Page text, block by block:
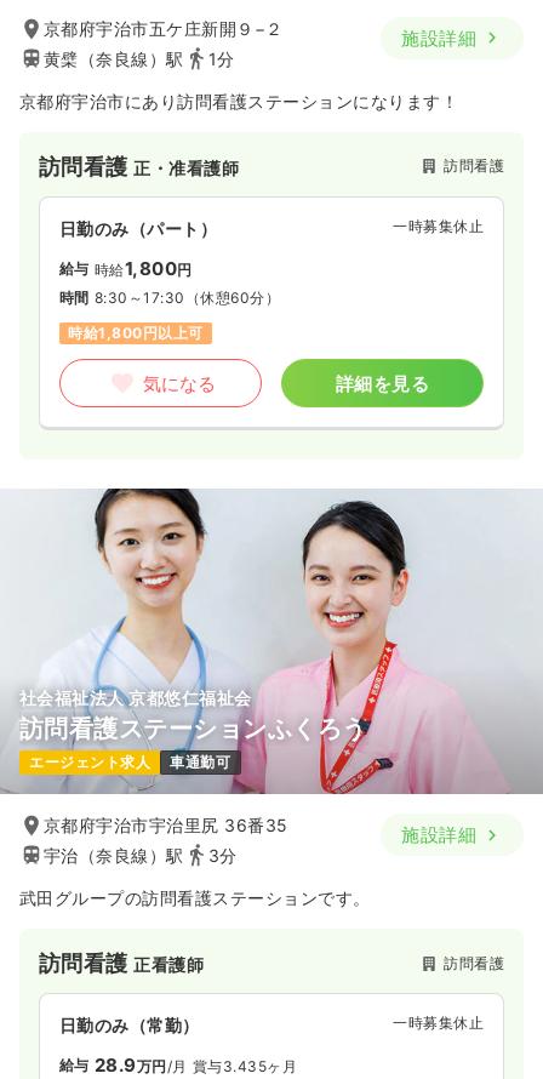
京都府宇治市五ケ庄新開９−２
黄檗（奈良線）駅
1分
施設詳細
京都府宇治市にあり訪問看護ステーションになります！
訪問看護正・准看護師 訪問看護
日勤のみ（パート） 一時募集休止
給与 時給1,800円
時間 8:30～17:30 （休憩60分）
時給1,800円以上可
気になる 詳細を見る
社会福祉法人 京都悠仁福祉会
訪問看護ステーションふくろう
エージェント求人 車通勤可
京都府宇治市宇治里尻 36番35
宇治（奈良線）駅
3分
施設詳細
武田グループの訪問看護ステーションです。
訪問看護正看護師 訪問看護
日勤のみ（常勤） 一時募集休止
給与 28.9万円/月 賞与3.435ヶ月